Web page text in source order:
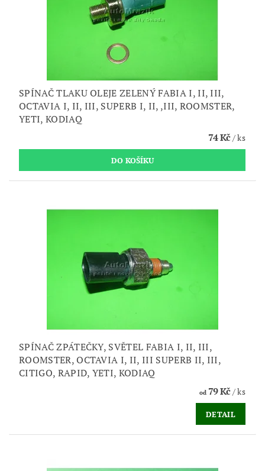
SPÍNAČ TLAKU OLEJE ZELENÝ FABIA I, II, III,
OCTAVIA I, II, III, SUPERB I, II, ,III, ROOMSTER,
YETI, KODIAQ
74 Kč/ ks
SPÍNAČ ZPÁTEČKY, SVĚTEL FABIA I, II, III,
ROOMSTER, OCTAVIA I, II, III SUPERB II, III,
CITIGO, RAPID, YETI, KODIAQ
od79 Kč/ ks
DETAIL